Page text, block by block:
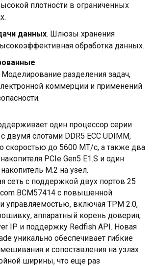
плотности в ограниченных
данных. Шлюзы хранения
обработка данных.
Моделирование разделения задач,
коммерции и применений
один процессор серии
двумя слотами DDR5 ECC UDIMM,
скоростью до 5600 МТ/с, а также два
PCIe Gen5 E1.S и один
M.2 на узел.
сеть с поддержкой двух портов 25
BCM57414 с повышенной
управляемостью, включая TPM 2.0,
аппаратный корень доверия,
IP и поддержку Redfish API. Новая
уникально обеспечивает гибкие
и сопоставления на узлах
ширины, что еще раз